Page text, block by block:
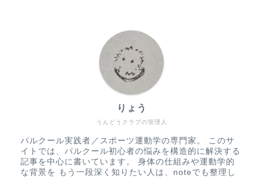
うんどうクラブの管理人
りょう
パルクール実践者／スポーツ運動学の専門家。 このサ
イトでは、パルクール初心者の悩みを構造的に解決する
記事を中心に書いています。 身体の仕組みや運動学的
な背景を もう一段深く知りたい人は、noteでも整理し